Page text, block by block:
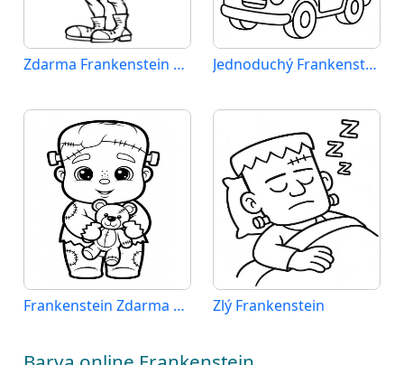
Zdarma Frankenstein Obrázek Jednoduchý Frankenstein
Frankenstein Zdarma Tisknutelný Zlý Frankenstein